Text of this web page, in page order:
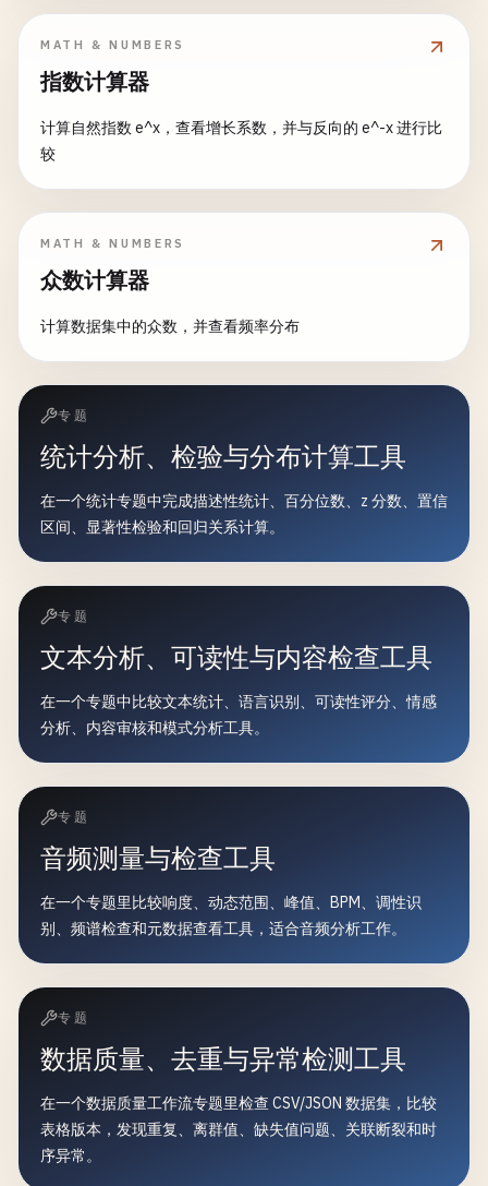
MATH & NUMBERS
指数计算器
计算自然指数 e^x，查看增长系数，并与反向的 e^-x 进行比
较
MATH & NUMBERS
众数计算器
计算数据集中的众数，并查看频率分布
专题
统计分析、检验与分布计算工具
在一个统计专题中完成描述性统计、百分位数、z 分数、置信
区间、显著性检验和回归关系计算。
专题
文本分析、可读性与内容检查工具
在一个专题中比较文本统计、语言识别、可读性评分、情感
分析、内容审核和模式分析工具。
专题
音频测量与检查工具
在一个专题里比较响度、动态范围、峰值、BPM、调性识
别、频谱检查和元数据查看工具，适合音频分析工作。
专题
数据质量、去重与异常检测工具
在一个数据质量工作流专题里检查 CSV/JSON 数据集，比较
表格版本，发现重复、离群值、缺失值问题、关联断裂和时
序异常。